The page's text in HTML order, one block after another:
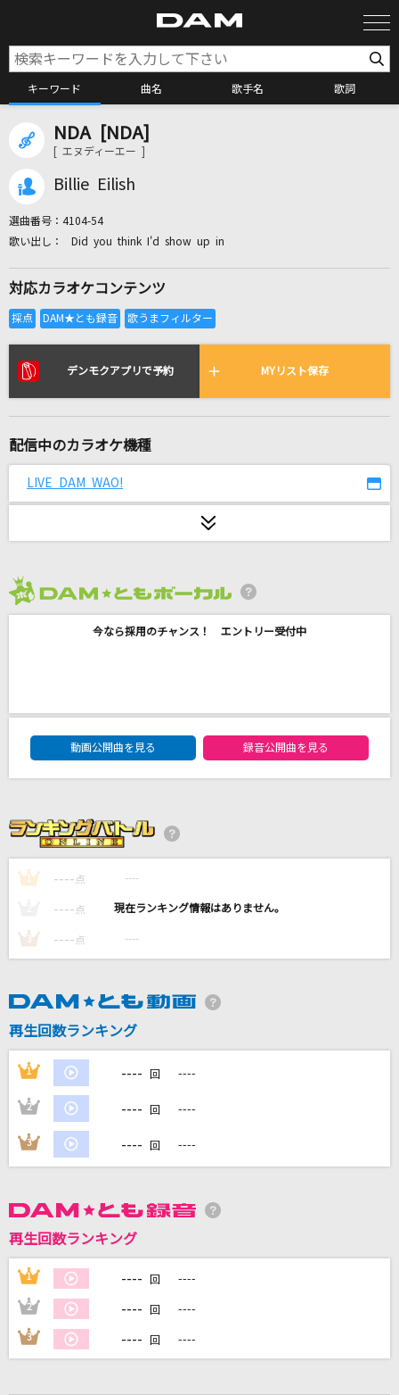
キーワード 曲名 歌手名 歌詞
全国りれき
リアルタイムで歌われている曲の一覧
MILABO
Cinderella
川本真琴(川本真琴 feat.TIGER FAKE FUR)
好きすぎて滅！
DA PUMP
[生音]なみだの操
殿さまキングス
ミックスナッツ
安室奈美恵
カラオケ最新情報をチェック！
NDA [NDA]
[ エヌディーエー ]
Billie Eilish
選曲番号： 4104-54
Did you think I'd show up in
対応カラオケコンテンツ
デンモクアプリで予約 MYリスト保存
配信中のカラオケ機種
LIVE DAM WAO!
今なら採用のチャンス！ エントリー受付中
DAM★ともボーカルエントリーランキング
動画公開曲を見る
録音公開曲を見る
1 ---- 点 ----
---- 点 ----
3 ---- 点 ----
再生回数ランキング
1 ---- 回 ----
2 ---- 回 ----
3 ---- 回 ----
再生回数ランキング
1 ---- 回 ----
2 ---- 回 ----
3 ---- 回 ----